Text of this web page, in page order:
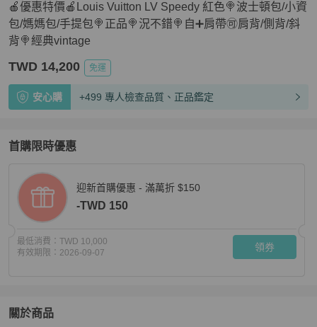
🍎優惠特價🍎Louis Vuitton LV Speedy 紅色🍭波士頓包/小資
包/媽媽包/手提包🍭正品🍭況不錯🍭自➕肩帶🉑️肩背/側背/斜
背🍭經典vintage
TWD 14,200 免運
安心購 +499 專人檢查品質、正品鑑定
首購限時優惠
迎新首購優惠 - 滿萬折 $150
-TWD 150
最低消費： TWD 10,000
有效期限： 2026-09-07 領券
關於商品